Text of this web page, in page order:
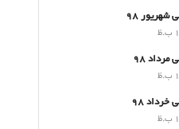
98
98
98